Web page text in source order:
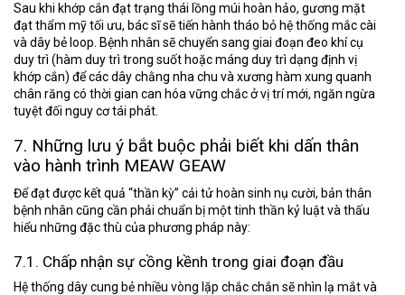
Sau khi khớp cắn đạt trạng thái lồng múi hoàn hảo, gương mặt
đạt thẩm mỹ tối ưu, bác sĩ sẽ tiến hành tháo bỏ hệ thống mắc cài
và dây bẻ loop. Bệnh nhân sẽ chuyển sang giai đoạn đeo khí cụ
duy trì (hàm duy trì trong suốt hoặc máng duy trì dạng định vị
khớp cắn) để các dây chằng nha chu và xương hàm xung quanh
chân răng có thời gian can hóa vững chắc ở vị trí mới, ngăn ngừa
tuyệt đối nguy cơ tái phát.
7. Những lưu ý bắt buộc phải biết khi dấn thân
vào hành trình MEAW GEAW
Để đạt được kết quả “thần kỳ” cải tử hoàn sinh nụ cười, bản thân
bệnh nhân cũng cần phải chuẩn bị một tinh thần kỷ luật và thấu
hiểu những đặc thù của phương pháp này:
7.1. Chấp nhận sự cồng kềnh trong giai đoạn đầu
Hệ thống dây cung bẻ nhiều vòng lặp chắc chắn sẽ nhìn lạ mắt và